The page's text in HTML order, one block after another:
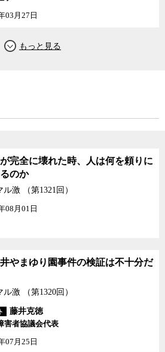
としての有用性があることを前提に、稀
チンは個人防衛的な意味合いが強く、そ
使われており、WHO（世界保健機構）
罹患した病気を治すための薬ではなく、
い病気を予防するために行われる予防接
される前に「予防原則」が適用されるべ
はならないのか。子宮頸がんワクチンの
起こされた今、薬害エイズの当事者で薬
いゲストの花井十伍氏とともに、ジャー
学者の宮台真司が議論した。
03月27日
完全に壊れた時、人は何を頼りに
のか
ル激 （第1321回）
08月01日
やまゆり園事件の検証は不十分だ
ル激 （第1320回）
藤井克徳
害者協議会代表
07月25日